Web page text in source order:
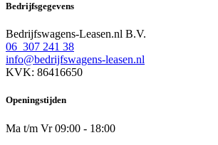
Bedrijfsgegevens
Bedrijfswagens-Leasen.nl B.V.
06 307 241 38
info@bedrijfswagens-leasen.nl
KVK: 86416650
Openingstijden
Ma t/m Vr 09:00 - 18:00